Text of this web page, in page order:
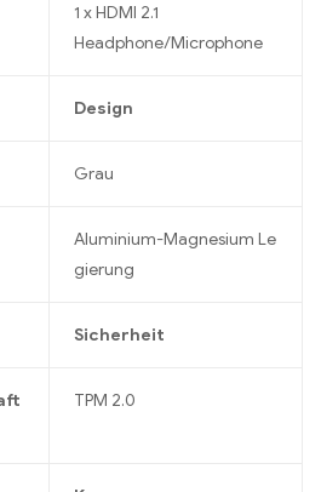
1 x HDMI 2.1
Headphone/Microphone
Design
Grau
Aluminium-Magnesium Le
gierung
Sicherheit
TPM 2.0